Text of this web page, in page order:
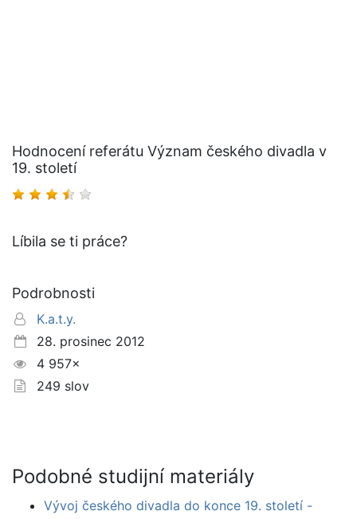
Hodnocení referátu Význam českého divadla v
19. století
Líbila se ti práce?
Podrobnosti
K.a.t.y.
28. prosinec 2012
4 957×
249 slov
Podobné studijní materiály
Vývoj českého divadla do konce 19. století -